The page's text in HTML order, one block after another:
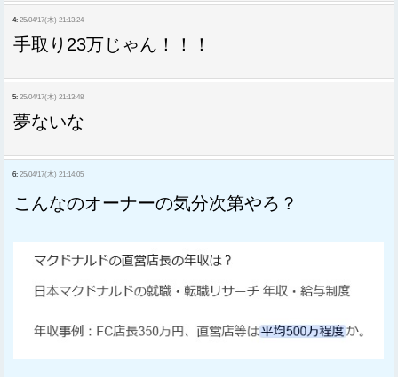
4: 25/04/17(木) 21:13:24
手取り23万じゃん！！！
5: 25/04/17(木) 21:13:48
夢ないな
6: 25/04/17(木) 21:14:05
こんなのオーナーの気分次第やろ？